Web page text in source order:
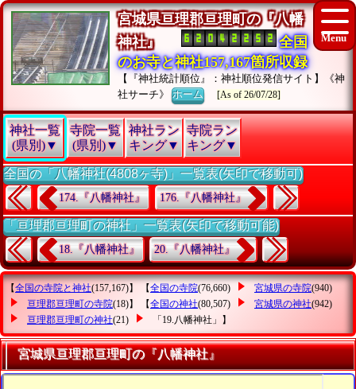
宮城県亘理郡亘理町の『八幡
神社』
全国
のお寺と神社157,167箇所収録
【『神社統計順位』：神社順位発信サイト】《神
社サーチ》ホーム [As of 26/07/28]
神社一覧
(県別)▼
寺院一覧
(県別)▼
神社ラン
キング▼
寺院ラン
キング▼
全国の「八幡神社(4808ヶ寺)」一覧表(矢印で移動可)
174.『八幡神社』 176.『八幡神社』
「亘理郡亘理町の神社」一覧表(矢印で移動可能)
18.『八幡神社』 20.『八幡神社』
【全国の寺院と神社(157,167)】 【全国の寺院(76,660) 宮城県の寺院(940)
亘理郡亘理町の寺院(18)】 【全国の神社(80,507) 宮城県の神社(942)
亘理郡亘理町の神社(21) 「19.八幡神社」 】
宮城県亘理郡亘理町の『八幡神社』